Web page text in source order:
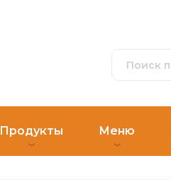
Продукты Меню